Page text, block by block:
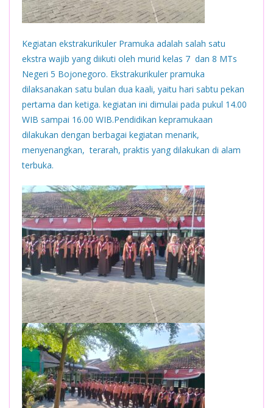
Kegiatan ekstrakurikuler Pramuka adalah salah satu
ekstra wajib yang diikuti oleh murid kelas 7 dan 8 MTs
Negeri 5 Bojonegoro. Ekstrakurikuler pramuka
dilaksanakan satu bulan dua kaali, yaitu hari sabtu pekan
pertama dan ketiga. kegiatan ini dimulai pada pukul 14.00
WIB sampai 16.00 WIB.Pendidikan kepramukaan
dilakukan dengan berbagai kegiatan menarik,
menyenangkan, terarah, praktis yang dilakukan di alam
terbuka.